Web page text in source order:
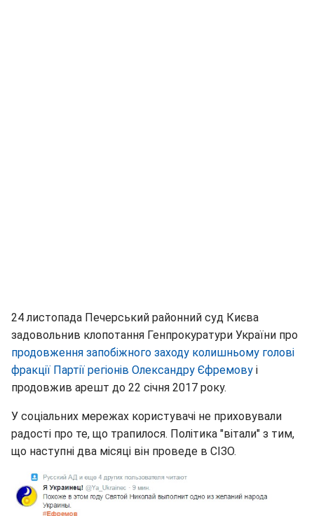
24 листопада Печерський районний суд Києва
задовольнив клопотання Генпрокуратури України про
продовження запобіжного заходу колишньому голові
фракції Партії регіонів Олександру Єфремову і
продовжив арешт до 22 січня 2017 року.
У соціальних мережах користувачі не приховували
радості про те, що трапилося. Політика "вітали" з тим,
що наступні два місяці він проведе в СІЗО.